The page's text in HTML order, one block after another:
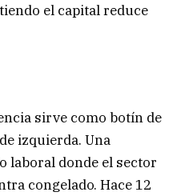
el capital reduce
sirve como botín de
izquierda. Una
laboral donde el sector
congelado. Hace 12